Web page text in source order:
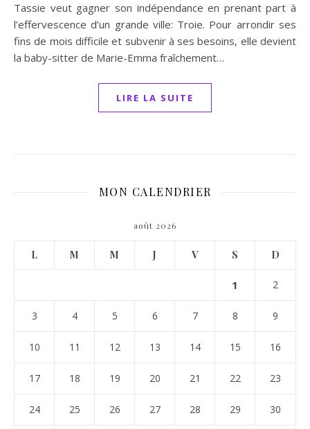
Tassie veut gagner son indépendance en prenant part à
l’effervescence d’un grande ville: Troie. Pour arrondir ses
fins de mois difficile et subvenir à ses besoins, elle devient
la baby-sitter de Marie-Emma fraîchement…
LIRE LA SUITE
MON CALENDRIER
août 2026
L M M J V S D
1 2
3 4 5 6 7 8 9
10 11 12 13 14 15 16
17 18 19 20 21 22 23
24 25 26 27 28 29 30